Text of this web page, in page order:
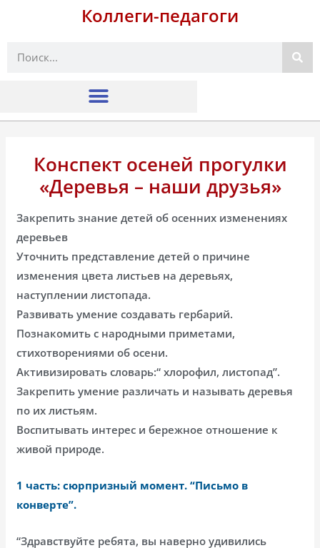
Коллеги-педагоги
Поиск
Конспект осеней прогулки
«Деревья – наши друзья»
Закрепить знание детей об осенних изменениях
деревьев
Уточнить представление детей о причине
изменения цвета листьев на деревьях,
наступлении листопада.
Развивать умение создавать гербарий.
Познакомить с народными приметами,
стихотворениями об осени.
Активизировать словарь:“ хлорофил, листопад”.
Закрепить умение различать и называть деревья
по их листьям.
Воспитывать интерес и бережное отношение к
живой природе.
1 часть: сюрпризный момент. “Письмо в
конверте”.
“Здравствуйте ребята, вы наверно удивились